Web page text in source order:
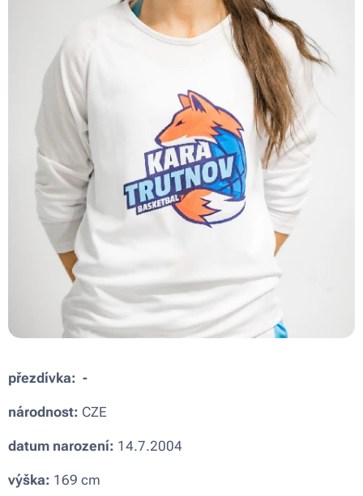
přezdívka: -
národnost: CZE
datum narození: 14.7.2004
výška: 169 cm